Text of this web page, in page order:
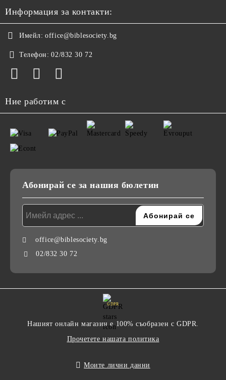
Информация за контакти:
Имейл: office@biblesociety.bg
Телефон: 02/832 30 72
Ние работим с
Абонирай се за нашия бюлетин
office@biblesociety.bg
02/832 30 72
GDPR
Нашият онлайн магазин е 100% съобразен с GDPR.
Прочетете нашата политика
Моите лични данни